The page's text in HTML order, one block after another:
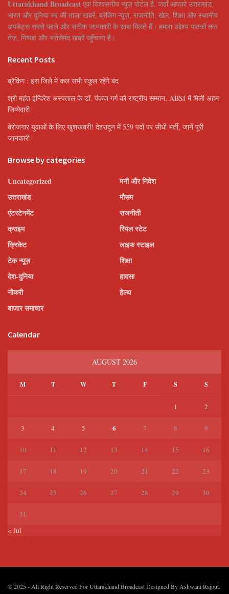
Uttarakhand Broadcast एक विश्वसनीय न्यूज़ पोर्टल है, जहाँ आपको उत्तराखंड,
भारत और दुनिया भर की ताज़ा खबरें, ब्रेकिंग न्यूज़, राजनीति, खेल, शिक्षा और स्थानीय
अपडेट्स सबसे पहले और सटीक जानकारी के साथ मिलते हैं। हमारा उद्देश्य पाठकों तक
तेज़, निष्पक्ष और भरोसेमंद खबरें पहुँचाना है।
Recent Posts
ब्रेकिंग : इस जिले में कल सभी स्कूल रहेंगे बंद
श्री महंत इन्दिरेश अस्पताल के डॉ. पंकज गर्ग को राष्ट्रीय सम्मान, ABSI में मिली अहम
जिम्मेदारी
बेरोजगार युवाओं के लिए खुशखबरी! देहरादून में 559 पदों पर सीधी भर्ती, जानें पूरी
जानकारी
Browse by categories
Uncategorized
उत्तराखंड
एंटरटेनमेंट
क्राइम
क्रिकेट
टेक न्यूज़
देश-दुनिया
नौकरी
बाजार समाचार
मनी और निवेश
मौसम
राजनीती
रियल स्टेट
लाइफ स्टाइल
शिक्षा
हादसा
हेल्थ
Calendar
AUGUST 2026
M T W T F S S
1 2
3 4 5 6 7 8 9
10 11 12 13 14 15 16
17 18 19 20 21 22 23
24 25 26 27 28 29 30
31
« Jul
© 2025 - All Right Reserved For Uttarakhand Broadcast Designed By Ashwani Rajput.